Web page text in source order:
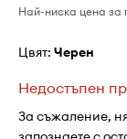
Най-ниска цена за
Цвят: черен
Недостъпен
За съжаление,